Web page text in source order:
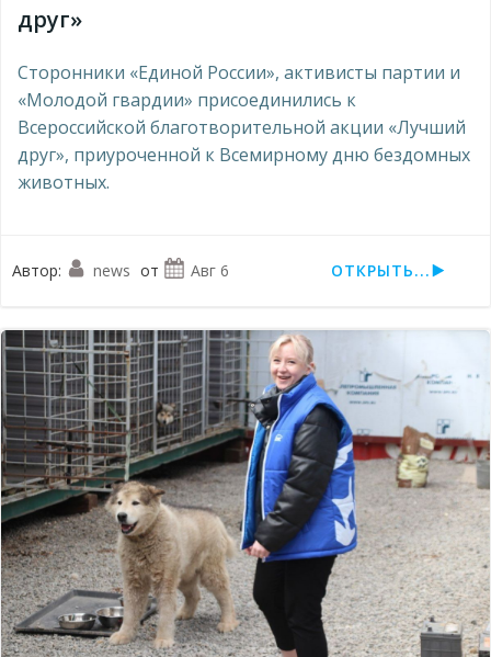
друг»
Сторонники «Единой России», активисты партии и
«Молодой гвардии» присоединились к
Всероссийской благотворительной акции «Лучший
друг», приуроченной к Всемирному дню бездомных
животных.
Автор: news от Авг 6 ОТКРЫТЬ...